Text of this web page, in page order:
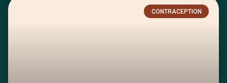
CONTRACEPTION